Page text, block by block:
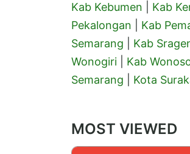
Kab Kebumen
Kab
Pekalongan
Kab
Semarang
Kab
Wonogiri
Kab
Semarang
Kota
MOST VIEWED